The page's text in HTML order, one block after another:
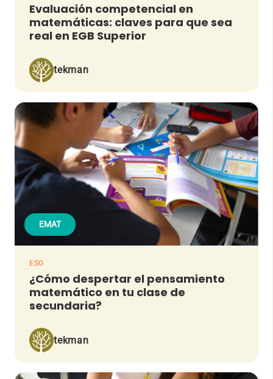
Evaluación competencial en
matemáticas: claves para que sea
real en EGB Superior
tekman
EMAT
ESO
¿Cómo despertar el pensamiento
matemático en tu clase de
secundaria?
tekman